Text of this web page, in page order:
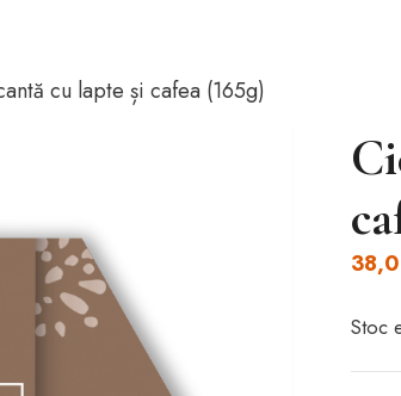
cu lapte și cafea (165g)
Stoc